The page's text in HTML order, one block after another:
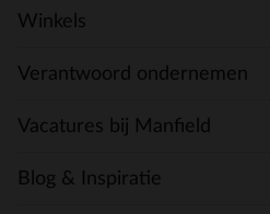
Winkels
Verantwoord ondernemen
Vacatures bij Manfield
Blog & Inspiratie